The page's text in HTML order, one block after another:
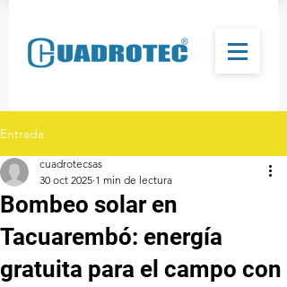
Entrada
Bombeo solar en
Tacuarembó: energía
gratuita para el campo con
cuadrotecsas
30 oct 2025 1 min de lectura